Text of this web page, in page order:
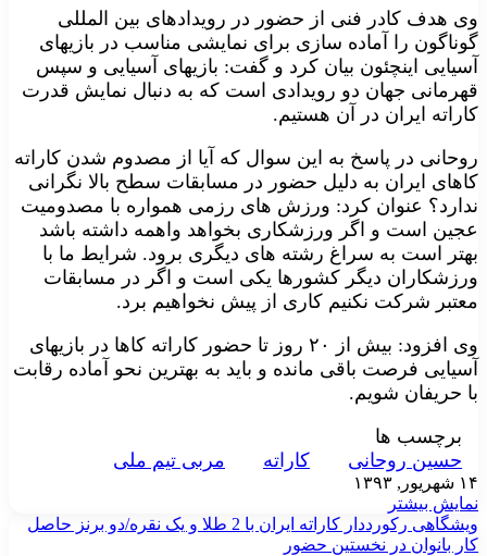
وی هدف کادر فنی از حضور در رویدادهای بین المللی
گوناگون را آماده سازی برای نمایشی مناسب در بازیهای
آسیایی اینچئون بیان کرد و گفت: بازیهای آسیایی و سپس
قهرمانی جهان دو رویدادی است که به دنبال نمایش قدرت
کاراته ایران در آن هستیم.
روحانی در پاسخ به این سوال که آیا از مصدوم شدن کاراته
کاهای ایران به دلیل حضور در مسابقات سطح بالا نگرانی
ندارد؟ عنوان کرد: ورزش های رزمی همواره با مصدومیت
عجین است و اگر ورزشکاری بخواهد واهمه داشته باشد
بهتر است به سراغ رشته های دیگری برود. شرایط ما با
ورزشکاران دیگر کشورها یکی است و اگر در مسابقات
معتبر شرکت نکنیم کاری از پیش نخواهیم برد.
وی افزود: بیش از ۲۰ روز تا حضور کاراته کاها در بازیهای
آسیایی فرصت باقی مانده و باید به بهترین نحو آماده رقابت
با حریفان شویم.
برچسب ها
حسین روحانی
کاراته مربی تیم ملی
۱۴ شهریور, ۱۳۹۳
نمایش بیشتر
ویشگاهی رکورددار کاراته ایران با 2 طلا و یک نقره/دو برنز حاصل
کار بانوان در نخستین حضور